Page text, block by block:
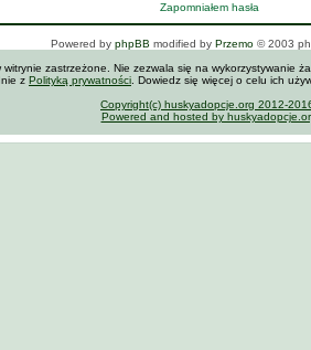
Zapomniałem hasła
Powered by phpBB modified by Przemo© 2003
witrynie zastrzeżone. Nie zezwala się na wykorzystywanie
z Polityką prywatności . Dowiedz się więcej o celu ich
Copyright(c) huskyadopcje.org 2012-
Powered and hosted by